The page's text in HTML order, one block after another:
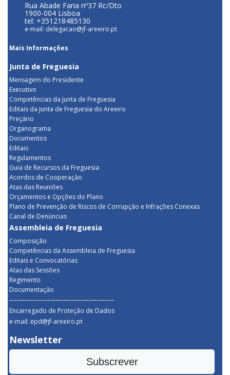
Rua Abade Faria nº37 Rc/Dto
1900-004 Lisboa
tel: +351218485130
e-mail: delegacao@jf-areeiro.pt
Mais Informações
Junta de Freguesia
Mensagem do Presidente
Executivo
Competências da Junta de Freguesia
Editais da Junta de Freguesia do Areeiro
Preçário
Organograma
Documentos
Editais
Regulamentos
Guia de Recursos da Freguesia
Acordos de Cooperação
Atas das Reuniões
Orçamentos e Opções do Plano
Plano de Prevenção de Riscos de Corrupção e Infrações Conexas
Canal de Denúncias
Assembleia de Freguesia
Composição
Competências da Assembleia de Freguesia
Editais e Convocatórias
Atas das Sessões
Regimento
Documentação
-----------------------------------------
Encarregado de Proteção de Dados
e-mail: epd@jf-areeiro.pt
Newsletter
Subscrever